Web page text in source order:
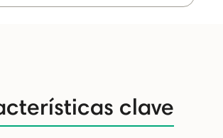
clave